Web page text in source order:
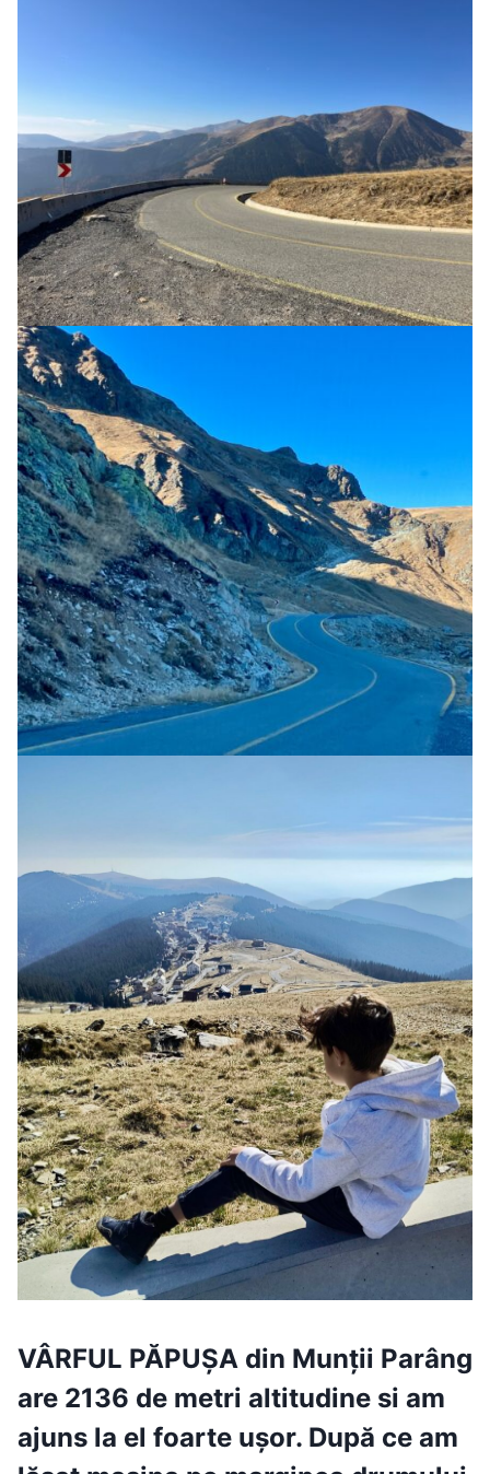
VÂRFUL PĂPUȘA din Munții Parâng
are 2136 de metri altitudine si am
ajuns la el foarte ușor. După ce am